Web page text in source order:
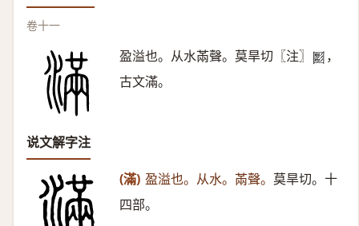
卷十一
盈溢也。从水㒼聲。莫旱切〖注〗 𡈪 ，
古文滿。
说文解字注
(滿) 盈溢也。从水。㒼聲。 莫旱切。十
四部。